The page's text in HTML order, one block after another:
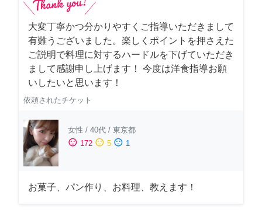
大変丁寧かつ分かりやすくご指導いただきまして
有難うございました。楽しくポイントを押さえた
ご説明で料理に対するハードルを下げていただき
まして感謝申し上げます！ 今度は洋食指導お願
いしたいと思います！
依頼されたチケット
女性 / 40代 / 東京都
sentiment_satisfied 172 sentiment_neutral 5 sentiment_dissatisfied 1
お菓子、パン作り、お料理、教えます！